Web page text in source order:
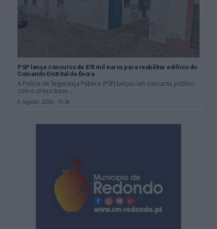
PSP lança concurso de 875 mil euros para reabilitar edifício do
Comando Distrital de Évora
A Polícia de Segurança Pública (PSP) lançou um concurso público,
com o preço base...
6 Agosto, 2026 - 10:36